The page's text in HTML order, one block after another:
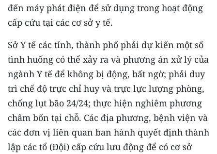
đến máy phát điện để sử dụng trong hoạt động
cấp cứu tại các cơ sở y tế.
Sở Y tế các tỉnh, thành phố phải dự kiến một số
tình huống có thể xảy ra và phương án xử lý của
ngành Y tế để không bị động, bất ngờ; phải duy
trì chế độ trực chỉ huy và trực lực lượng phòng,
chống lụt bão 24/24; thực hiện nghiêm phương
châm bốn tại chỗ. Các địa phương, bệnh viện và
các đơn vị liên quan ban hành quyết định thành
lập các tổ (Đội) cấp cứu lưu động để có cơ sở